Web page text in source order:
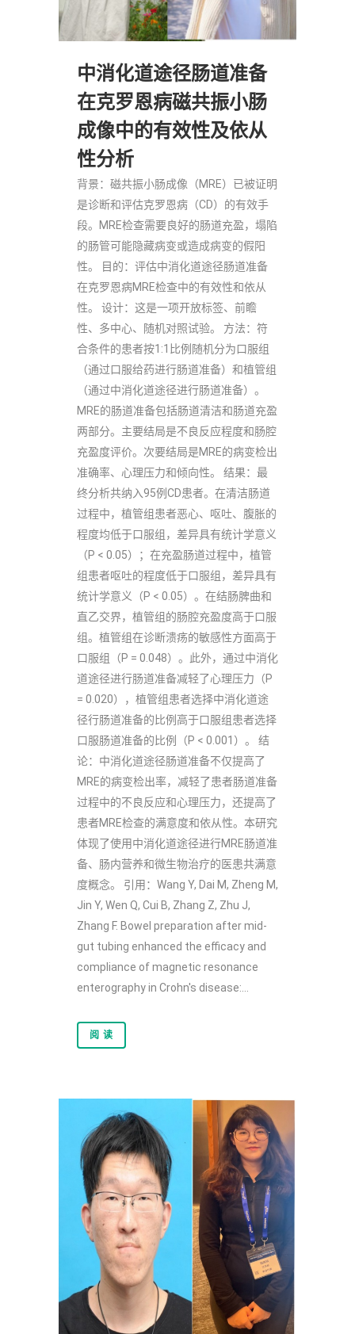
中消化道途径肠道准备
在克罗恩病磁共振小肠
成像中的有效性及依从
性分析
背景：磁共振小肠成像（MRE）已被证明
是诊断和评估克罗恩病（CD）的有效手
段。MRE检查需要良好的肠道充盈，塌陷
的肠管可能隐藏病变或造成病变的假阳
性。 目的：评估中消化道途径肠道准备
在克罗恩病MRE检查中的有效性和依从
性。 设计：这是一项开放标签、前瞻
性、多中心、随机对照试验。 方法：符
合条件的患者按1:1比例随机分为口服组
（通过口服给药进行肠道准备）和植管组
（通过中消化道途径进行肠道准备）。
MRE的肠道准备包括肠道清洁和肠道充盈
两部分。主要结局是不良反应程度和肠腔
充盈度评价。次要结局是MRE的病变检出
准确率、心理压力和倾向性。 结果：最
终分析共纳入95例CD患者。在清洁肠道
过程中，植管组患者恶心、呕吐、腹胀的
程度均低于口服组，差异具有统计学意义
（P < 0.05）；在充盈肠道过程中，植管
组患者呕吐的程度低于口服组，差异具有
统计学意义（P < 0.05）。在结肠脾曲和
直乙交界，植管组的肠腔充盈度高于口服
组。植管组在诊断溃疡的敏感性方面高于
口服组（P = 0.048）。此外，通过中消化
道途径进行肠道准备减轻了心理压力（P
= 0.020），植管组患者选择中消化道途
径行肠道准备的比例高于口服组患者选择
口服肠道准备的比例（P < 0.001）。 结
论：中消化道途径肠道准备不仅提高了
MRE的病变检出率，减轻了患者肠道准备
过程中的不良反应和心理压力，还提高了
患者MRE检查的满意度和依从性。本研究
体现了使用中消化道途径进行MRE肠道准
备、肠内营养和微生物治疗的医患共满意
度概念。 引用：Wang Y, Dai M, Zheng M,
Jin Y, Wen Q, Cui B, Zhang Z, Zhu J,
Zhang F. Bowel preparation after mid-
gut tubing enhanced the efficacy and
compliance of magnetic resonance
enterography in Crohn's disease:...
阅 读